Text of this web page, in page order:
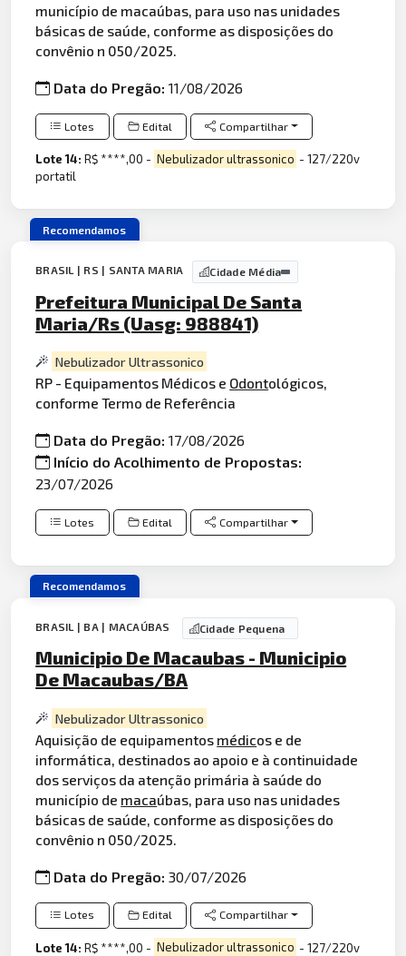
município de macaúbas, para uso nas unidades
básicas de saúde, conforme as disposições do
convênio n 050/2025.
Data do Pregão:11/08/2026
Lotes Edital Compartilhar
Lote 14:R$ ****,00 - Nebulizador ultrassonico - 127/220v
portatil
Recomendamos
BRASIL | RS | SANTA MARIA Cidade Média
Prefeitura Municipal De Santa
Maria/Rs (Uasg: 988841)
Nebulizador Ultrassonico
RP - Equipamentos Médicos e Odontológicos,
conforme Termo de Referência
Data do Pregão:17/08/2026
Início do Acolhimento de Propostas:
23/07/2026
Lotes Edital Compartilhar
Recomendamos
BRASIL | BA | MACAÚBAS Cidade Pequena
Municipio De Macaubas - Municipio
De Macaubas/BA
Nebulizador Ultrassonico
Aquisição de equipamentos médicos e de
informática, destinados ao apoio e à continuidade
dos serviços da atenção primária à saúde do
município de macaúbas, para uso nas unidades
básicas de saúde, conforme as disposições do
convênio n 050/2025.
Data do Pregão:30/07/2026
Lotes Edital Compartilhar
Lote 14:R$ ****,00 - Nebulizador ultrassonico - 127/220v